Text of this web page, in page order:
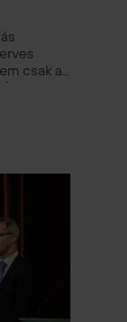
csak a
2025